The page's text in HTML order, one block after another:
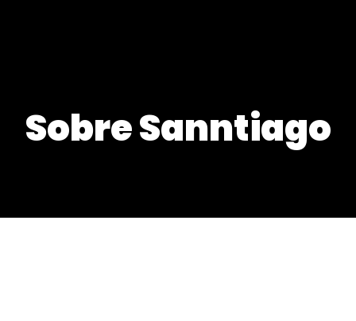
Sobre Sanntiago